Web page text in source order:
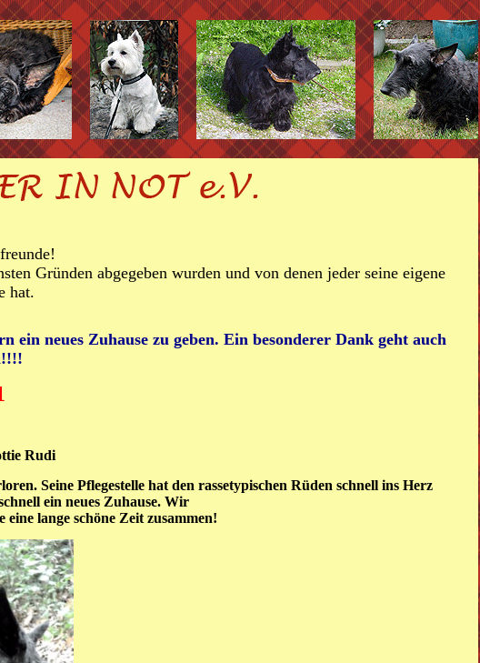
Gründen abgegeben wurden und von denen jeder seine eigene
hat.
neues Zuhause zu geben. Ein besonderer Dank geht auch
Rudi
Seine Pflegestelle hat den rassetypischen Rüden schnell ins Herz
ein neues Zuhause. Wir
lange schöne Zeit zusammen!